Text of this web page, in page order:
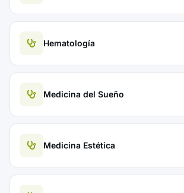
Hematología
Medicina del Sueño
Medicina Estética